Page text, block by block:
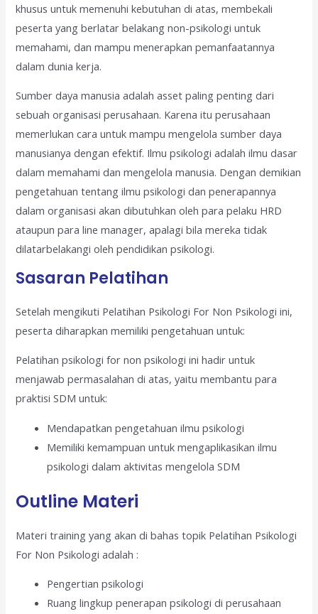
khusus untuk memenuhi kebutuhan di atas, membekali
peserta yang berlatar belakang non-psikologi untuk
memahami, dan mampu menerapkan pemanfaatannya
dalam dunia kerja.
Sumber daya manusia adalah asset paling penting dari
sebuah organisasi perusahaan. Karena itu perusahaan
memerlukan cara untuk mampu mengelola sumber daya
manusianya dengan efektif. Ilmu psikologi adalah ilmu dasar
dalam memahami dan mengelola manusia. Dengan demikian
pengetahuan tentang ilmu psikologi dan penerapannya
dalam organisasi akan dibutuhkan oleh para pelaku HRD
ataupun para line manager, apalagi bila mereka tidak
dilatarbelakangi oleh pendidikan psikologi.
Sasaran Pelatihan
Setelah mengikuti Pelatihan Psikologi For Non Psikologi ini,
peserta diharapkan memiliki pengetahuan untuk:
Pelatihan psikologi for non psikologi ini hadir untuk
menjawab permasalahan di atas, yaitu membantu para
praktisi SDM untuk:
Mendapatkan pengetahuan ilmu psikologi
Memiliki kemampuan untuk mengaplikasikan ilmu
psikologi dalam aktivitas mengelola SDM
Outline Materi
Materi training yang akan di bahas topik Pelatihan Psikologi
For Non Psikologi adalah :
Pengertian psikologi
Ruang lingkup penerapan psikologi di perusahaan